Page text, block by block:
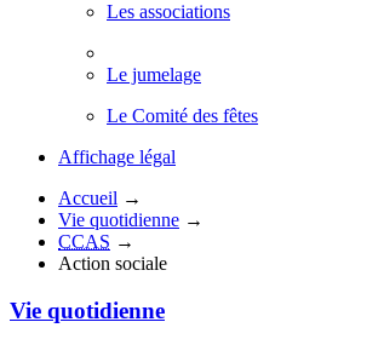
Les associations
Le jumelage
Le Comité des fêtes
Affichage légal
Accueil →
Vie quotidienne →
CCAS →
Action sociale
Vie quotidienne